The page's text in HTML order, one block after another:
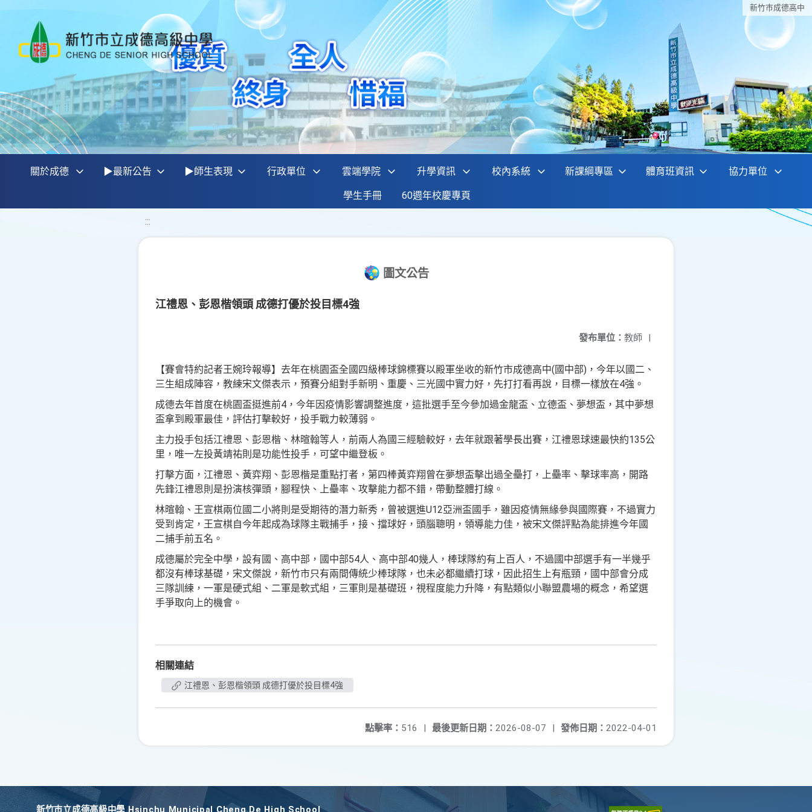
新竹巿成德高中
關於成德 ▶最新公告 ▶師生表現 行政單位 雲端學院 升學資訊 校內系統 新課綱專區 體育班資訊 協力單位
學生手冊 60週年校慶專頁
:::
圖文公告
江禮恩、彭恩楷領頭 成德打優於投目標4強
發布單位： 教師 |
【賽會特約記者王婉玲報導】去年在桃園盃全國四級棒球錦標賽以殿軍坐收的新竹市成德高中(國中部)，今年以國二、
三生組成陣容，教練宋文傑表示，預賽分組對手新明、重慶、三光國中實力好，先打打看再說，目標一樣放在4強。
成德去年首度在桃園盃挺進前4，今年因疫情影響調整進度，這批選手至今參加過金龍盃、立德盃、夢想盃，其中夢想
盃拿到殿軍最佳，評估打擊較好，投手戰力較薄弱。
主力投手包括江禮恩、彭恩楷、林暄翰等人，前兩人為國三經驗較好，去年就跟著學長出賽，江禮恩球速最快約135公
里，唯一左投黃靖祐則是功能性投手，可望中繼登板。
打擊方面，江禮恩、黃弈翔、彭恩楷是重點打者，第四棒黃弈翔曾在夢想盃擊出過全壘打，上壘率、擊球率高，開路
先鋒江禮恩則是扮演核彈頭，腳程快、上壘率、攻擊能力都不錯，帶動整體打線。
林暄翰、王宣棋兩位國二小將則是受期待的潛力新秀，曾被選進U12亞洲盃國手，雖因疫情無緣參與國際賽，不過實力
受到肯定，王宣棋自今年起成為球隊主戰捕手，接、擋球好，頭腦聰明，領導能力佳，被宋文傑評點為能排進今年國
二捕手前五名。
成德屬於完全中學，設有國、高中部，國中部54人、高中部40幾人，棒球隊約有上百人，不過國中部選手有一半幾乎
都沒有棒球基礎，宋文傑說，新竹市只有兩間傳統少棒球隊，也未必都繼續打球，因此招生上有瓶頸，國中部會分成
三隊訓練，一軍是硬式組、二軍是軟式組，三軍則是基礎班，視程度能力升降，有點類似小聯盟農場的概念，希望選
手爭取向上的機會。
相關連結
江禮恩、彭恩楷領頭 成德打優於投目標4強
發佈日期： 2022-04-01
最後更新日期： 2026-08-07 |
點擊率： 516 |
新竹巿立成德高級中學 Hsinchu Municipal Cheng De High School